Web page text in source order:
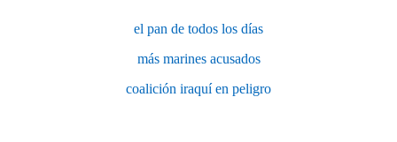
el pan de todos los días
más marines acusados
coalición iraquí en peligro